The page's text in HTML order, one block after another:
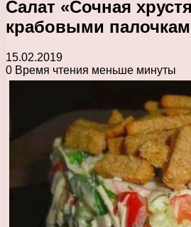
Салат «Сочная
крабовыми
15.02.2019
0 Время чтения меньше минуты